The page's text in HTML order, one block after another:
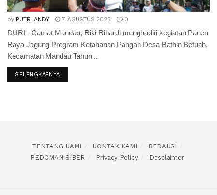
by PUTRI ANDY 7 AGUSTUS 2026 0
DURI - Camat Mandau, Riki Rihardi menghadiri kegiatan Panen
Raya Jagung Program Ketahanan Pangan Desa Bathin Betuah,
Kecamatan Mandau Tahun...
SELENGKAPNYA
TENTANG KAMI KONTAK KAMI
REDAKSI
PEDOMAN SIBER
Privacy Policy Desclaimer